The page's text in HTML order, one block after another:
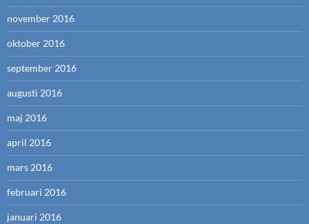
november 2016
oktober 2016
september 2016
augusti 2016
maj 2016
april 2016
mars 2016
februari 2016
januari 2016